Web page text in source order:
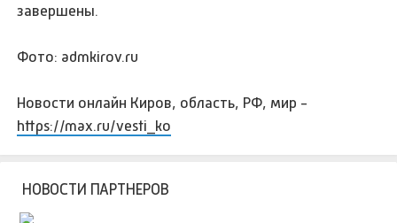
завершены.
Фото: admkirov.ru
Новости онлайн Киров, область, РФ, мир -
https://max.ru/vesti_ko
НОВОСТИ ПАРТНЕРОВ